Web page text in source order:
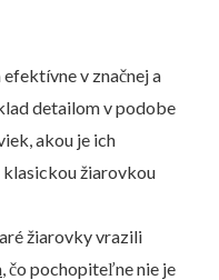
v značnej a
detailom v podobe
akou je ich
klasickou žiarovkou
žiarovky vrazili
, čo pochopiteľne nie je